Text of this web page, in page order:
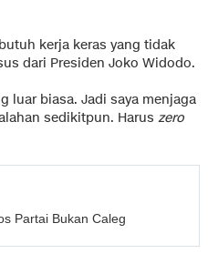
kerja keras yang tidak
dari Presiden Joko Widodo.
luar biasa. Jadi saya menjaga
sedikitpun. Harus zero
Partai Bukan Caleg